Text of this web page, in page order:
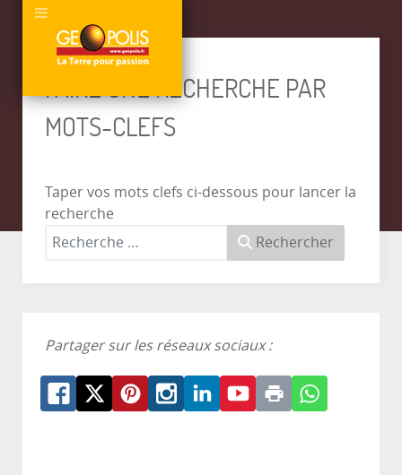
FAIRE UNE RECHERCHE PAR
MOTS-CLEFS
Taper vos mots clefs ci-dessous pour lancer la
recherche
Rechercher
Partager sur les réseaux sociaux :